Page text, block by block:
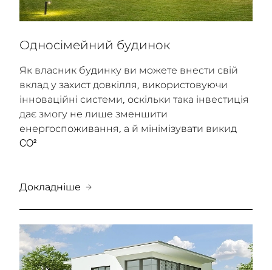
Односімейний будинок
Як власник будинку ви можете внести свій
вклад у захист довкілля, використовуючи
інноваційні системи, оскільки така інвестиція
дає змогу не лише зменшити
енергоспоживання, а й мінімізувати викид
CO²
Докладніше